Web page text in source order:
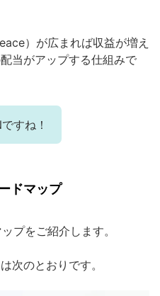
）が広まれば収益が増え
当がアップする仕組みで
すね！
ドマップ
プをご紹介します。
次のとおりです。